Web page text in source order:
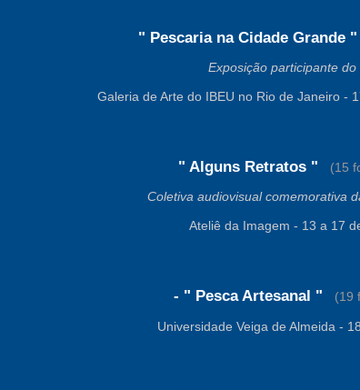
" Pescaria na Cidade Grande "
Exposição participante
Galeria de Arte do IBEU no Rio de Janeiro -
" Alguns Retratos "
(15
Coletiva audiovisual comemorativa
Ateliê da Imagem - 13 a 17
- " Pesca Artesanal " (19
Universidade Veiga de Almeida -